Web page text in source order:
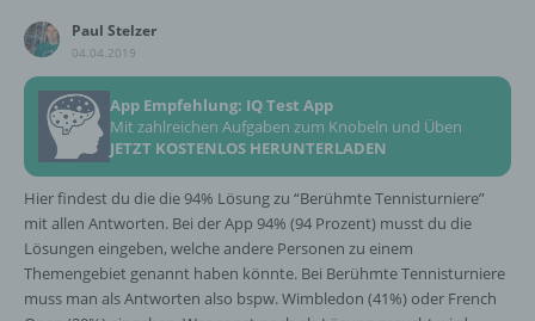
Paul Stelzer
04.04.2019
App Empfehlung: IQ Test App
Mit zahlreichen Aufgaben zum Knobeln und Üben
JETZT KOSTENLOS HERUNTERLADEN
Hier findest du die die 94% Lösung zu “Berühmte Tennisturniere”
mit allen Antworten. Bei der App 94% (94 Prozent) musst du die
Lösungen eingeben, welche andere Personen zu einem
Themengebiet genannt haben könnte. Bei Berühmte Tennisturniere
muss man als Antworten also bspw. Wimbledon (41%) oder French